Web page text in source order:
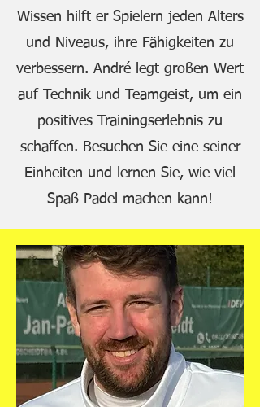
Wissen hilft er Spielern jeden Alters
und Niveaus, ihre Fähigkeiten zu
verbessern. André legt großen Wert
auf Technik und Teamgeist, um ein
positives Trainingserlebnis zu
schaffen. Besuchen Sie eine seiner
Einheiten und lernen Sie, wie viel
Spaß Padel machen kann!